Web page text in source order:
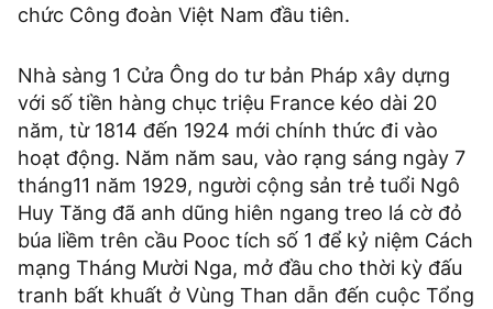
chức Công đoàn Việt Nam đầu tiên.
Nhà sàng 1 Cửa Ông do tư bản Pháp xây dựng
với số tiền hàng chục triệu France kéo dài 20
năm, từ 1814 đến 1924 mới chính thức đi vào
hoạt động. Năm năm sau, vào rạng sáng ngày 7
tháng11 năm 1929, người cộng sản trẻ tuổi Ngô
Huy Tăng đã anh dũng hiên ngang treo lá cờ đỏ
búa liềm trên cầu Pooc tích số 1 để kỷ niệm Cách
mạng Tháng Mười Nga, mở đầu cho thời kỳ đấu
tranh bất khuất ở Vùng Than dẫn đến cuộc Tổng